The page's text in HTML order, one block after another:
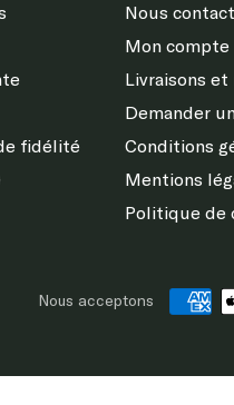
la conformité avec
fidélité
Nous
Mon compte
Livraisons
Demander
Conditions
Mentions
Politique de
Nous acceptons